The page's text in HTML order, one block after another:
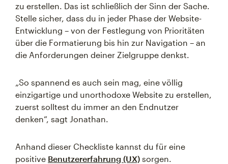
zu erstellen. Das ist schließlich der Sinn der Sache.
Stelle sicher, dass du in jeder Phase der Website-
Entwicklung – von der Festlegung von Prioritäten
über die Formatierung bis hin zur Navigation – an
die Anforderungen deiner Zielgruppe denkst.
„So spannend es auch sein mag, eine völlig
einzigartige und unorthodoxe Website zu erstellen,
zuerst solltest du immer an den Endnutzer
denken“, sagt Jonathan.
Anhand dieser Checkliste kannst du für eine
positive Benutzererfahrung (UX) sorgen.